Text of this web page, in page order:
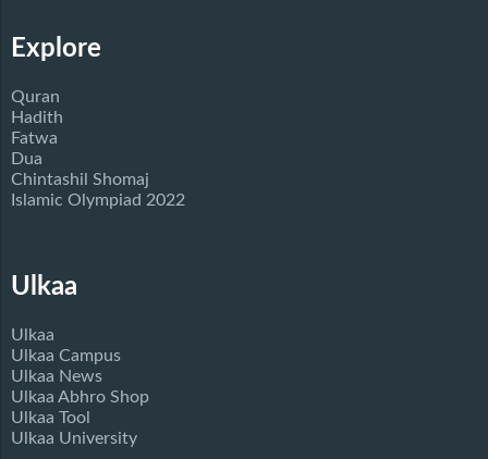
Explore
Quran
Hadith
Fatwa
Dua
Chintashil Shomaj
Islamic Olympiad 2022
Ulkaa
Ulkaa
Ulkaa Campus
Ulkaa News
Ulkaa Abhro Shop
Ulkaa Tool
Ulkaa University